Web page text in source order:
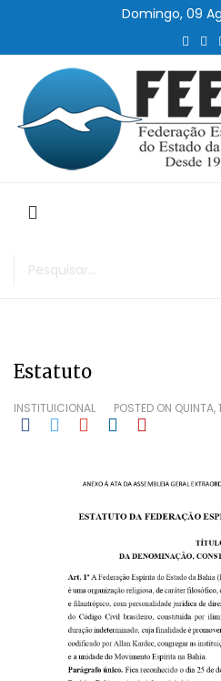
Domingo, 09
Estatuto
INSTITUICIONAL POSTED ON QUINTA,